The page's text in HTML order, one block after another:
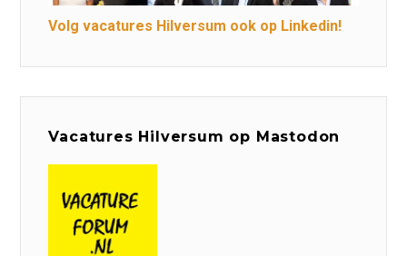
Volg vacatures Hilversum ook op Linkedin!
Vacatures Hilversum op Mastodon